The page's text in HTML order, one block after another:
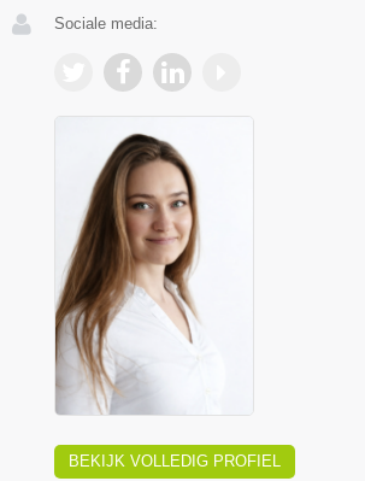
Sociale media:
BEKIJK VOLLEDIG PROFIEL